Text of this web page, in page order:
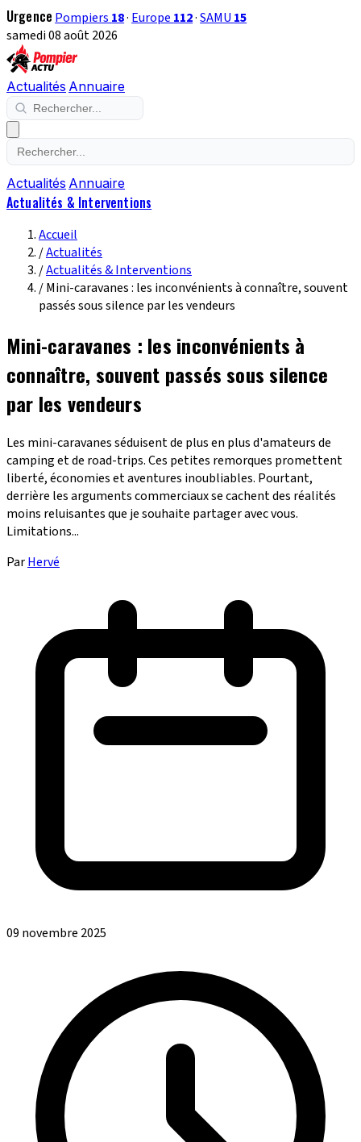
Urgence Pompiers 18· Europe 112·SAMU 15
samedi 08 août 2026
Actualités Annuaire
Actualités Annuaire
Actualités & Interventions
Accueil
/Actualités
/Actualités & Interventions
/Mini-caravanes : les inconvénients à connaître, souvent
passés sous silence par les vendeurs
Mini-caravanes : les inconvénients à
connaître, souvent passés sous silence
par les vendeurs
Les mini-caravanes séduisent de plus en plus d'amateurs de
camping et de road-trips. Ces petites remorques promettent
liberté, économies et aventures inoubliables. Pourtant,
derrière les arguments commerciaux se cachent des réalités
moins reluisantes que je souhaite partager avec vous.
Limitations...
ParHervé
09 novembre 2025